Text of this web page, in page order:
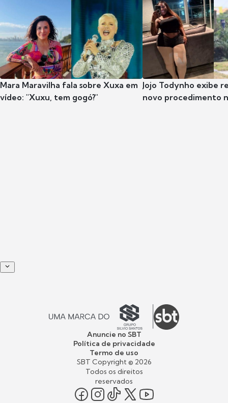
Mara Maravilha fala sobre Xuxa em
vídeo: "Xuxu, tem gogó?"
Jojo Todynho exibe
novo procedimento
Anuncie no SBT
Política de privacidade
Termo de uso
SBT Copyright © 2026
Todos os direitos
reservados